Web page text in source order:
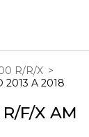
R/R/X >
2013 A 2018
F/X AM